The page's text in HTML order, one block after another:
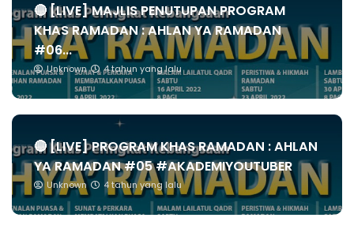
🔴 [LIVE] MAJLIS PENUTUPAN PROGRAM
KHAS RAMADAN : AHLAN YA RAMADAN
#06...
Unknown 4 tahun yang lalu
🔴 [LIVE] PROGRAM KHAS RAMADAN : AHLAN
YA RAMADAN #05 #AKADEMIYOUTUBER
Unknown 4 tahun yang lalu